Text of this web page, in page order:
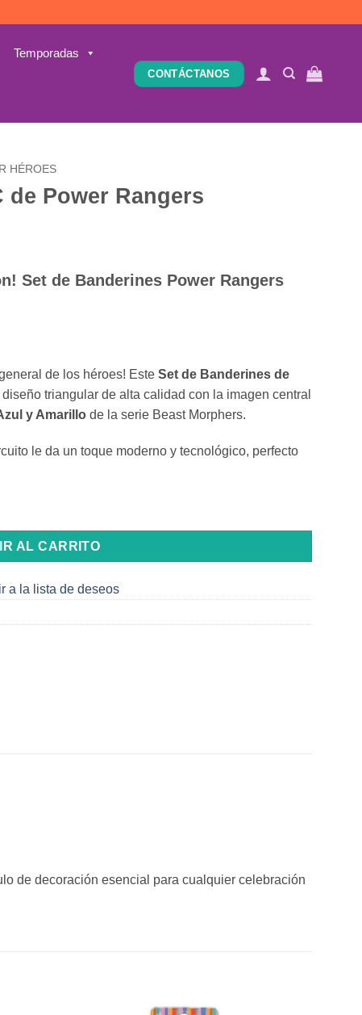
Temporadas
CONTÁCTANOS
HÉROES
Power Rangers
Set de Banderines Power Rangers
de los héroes! Este Set de Banderines de
triangular de alta calidad con la imagen central
y Amarillode la serie Beast Morphers.
le da un toque moderno y tecnológico, perfecto
AL CARRITO
a la lista de deseos
de decoración esencial para cualquier celebración